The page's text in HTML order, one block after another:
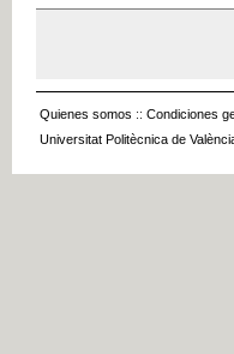
Quienes somos :: Condiciones
Universitat Politècnica de